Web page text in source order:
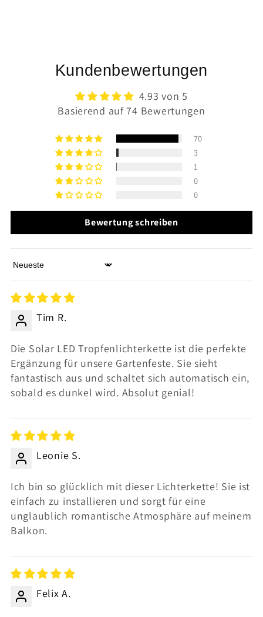
Kundenbewertungen
4.93 von 5
Basierend auf 74 Bewertungen
70
3
1
0
0
Bewertung schreiben
Sort by
Tim R.
Die Solar LED Tropfenlichterkette ist die perfekte
Ergänzung für unsere Gartenfeste. Sie sieht
fantastisch aus und schaltet sich automatisch ein,
sobald es dunkel wird. Absolut genial!
Leonie S.
Ich bin so glücklich mit dieser Lichterkette! Sie ist
einfach zu installieren und sorgt für eine
unglaublich romantische Atmosphäre auf meinem
Balkon.
Felix A.